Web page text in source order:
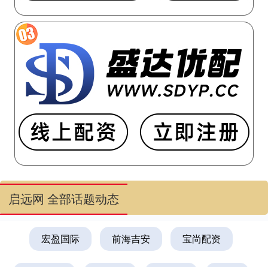
启远网 全部话题动态
宏盈国际 前海吉安 宝尚配资